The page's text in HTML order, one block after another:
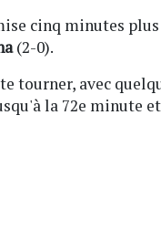
cinq minutes
(2-0).
tourner, avec
la 72e minute